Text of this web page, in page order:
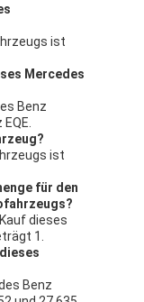
ist
Mercedes
Benz
ist
für den
dieses
1.
Benz